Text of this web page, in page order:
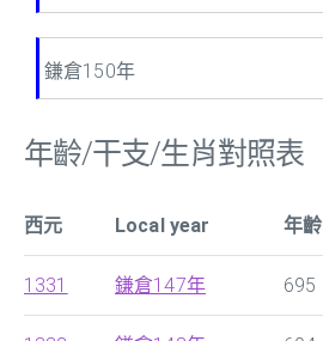
鎌倉150年
年齡/干支/生肖對照表
西元 Local year 年齡
1331 鎌倉147年 695